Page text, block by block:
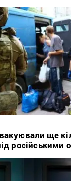
ще
російськими